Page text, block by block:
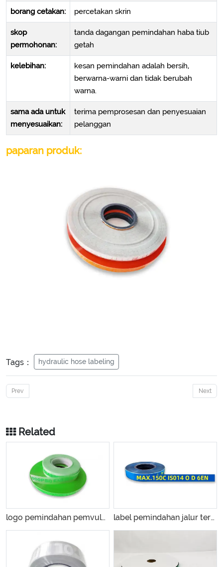
borang cetakan: percetakan skrin
skop
permohonan:
tanda dagangan pemindahan haba tiub
getah
kelebihan:
kesan pemindahan adalah bersih,
berwarna-warni dan tidak berubah
warna.
sama ada untuk
menyesuaikan:
terima pemprosesan dan penyesuaian
pelanggan
paparan produk:
Tags： hydraulic hose labeling
Prev Next
Related
logo pemindahan pemvulkanan label pemindahan jalur tervulkan berwarna